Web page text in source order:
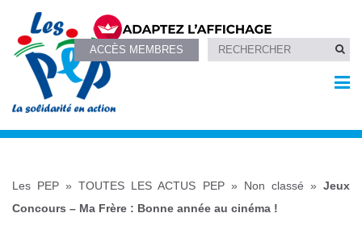
ACCÈS MEMBRES
Les PEP »TOUTES LES ACTUS PEP» Non classé »Jeux
Concours – Ma Frère : Bonne année au cinéma !